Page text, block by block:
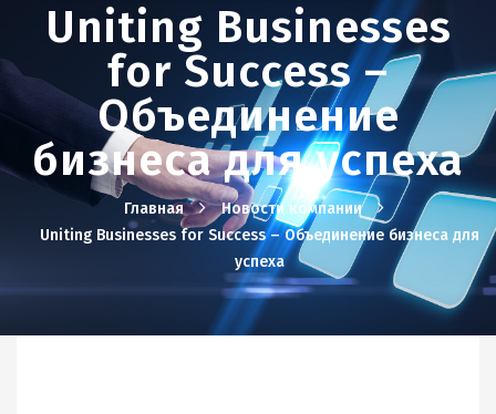
Uniting Businesses
for Success –
Объединение
бизнеса для успеха
Главная
Новости компании
Uniting Businesses for Success – Объединение бизнеса для
успеха